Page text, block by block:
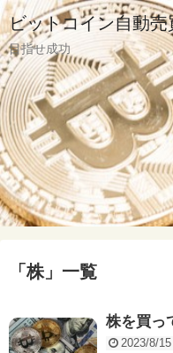
ビットコイン自動
目指せ成功
「 株 」 一覧
株を買っ
2023/8/15